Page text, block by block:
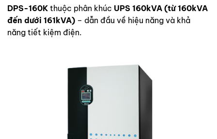
DPS-160K thuộc phân khúc UPS 160kVA (từ 160kVA
đến dưới 161kVA) – dẫn đầu về hiệu năng và khả
năng tiết kiệm điện.